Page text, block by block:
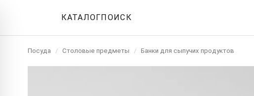
КАТАЛОГПОИСК
Посуда / Столовые предметы / Банки для сыпучих продуктов